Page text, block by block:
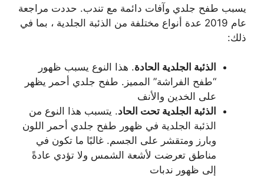
يسبب طفح جلدي وآفات دائمة مع تندب. حددت مراجعة
عام 2019 عدة أنواع مختلفة من الذئبة الجلدية ، بما في
ذلك:
الذئبة الجلدية الحادة. هذا النوع يسبب ظهور
“طفح الفراشة” المميز. طفح جلدي أحمر يظهر
على الخدين والأنف
الذئبة الجلدية تحت الحاد. يتسبب هذا النوع من
الذئبة الجلدية في ظهور طفح جلدي أحمر اللون
وبارز ومتقشر على الجسم. غالبًا ما تكون في
مناطق تعرضت لأشعة الشمس ولا تؤدي عادةً
إلى ظهور ندبات